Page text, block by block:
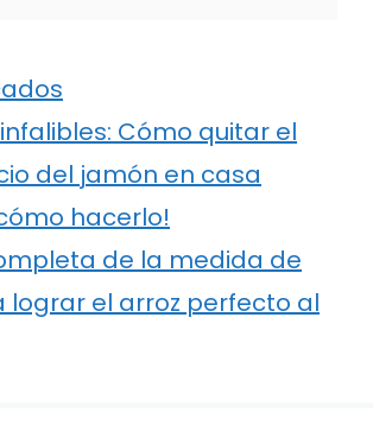
Cómo quitar el
del jamón en casa
hacerlo!
de la medida de
lograr el arroz perfecto al